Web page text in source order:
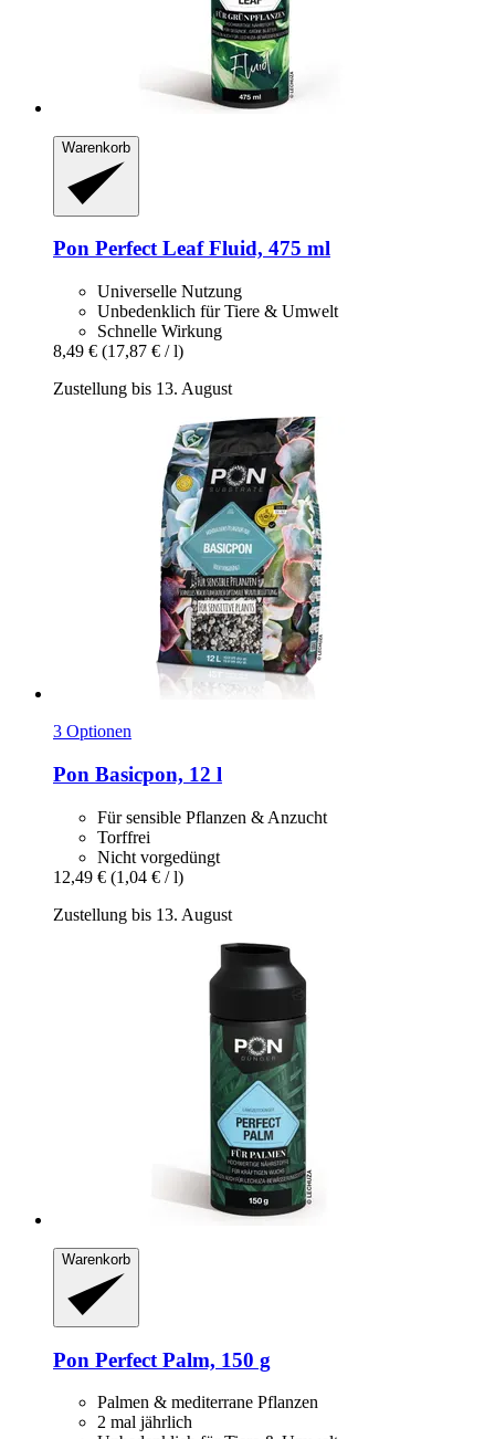
Warenkorb
Pon Perfect Leaf Fluid, 475 ml
Universelle Nutzung
Unbedenklich für Tiere & Umwelt
Schnelle Wirkung
8,49 € (17,87 € / l)
Zustellung bis 13. August
3 Optionen
Pon Basicpon, 12 l
Für sensible Pflanzen & Anzucht
Torffrei
Nicht vorgedüngt
12,49 € (1,04 € / l)
Zustellung bis 13. August
Warenkorb
Pon Perfect Palm, 150 g
Palmen & mediterrane Pflanzen
2 mal jährlich